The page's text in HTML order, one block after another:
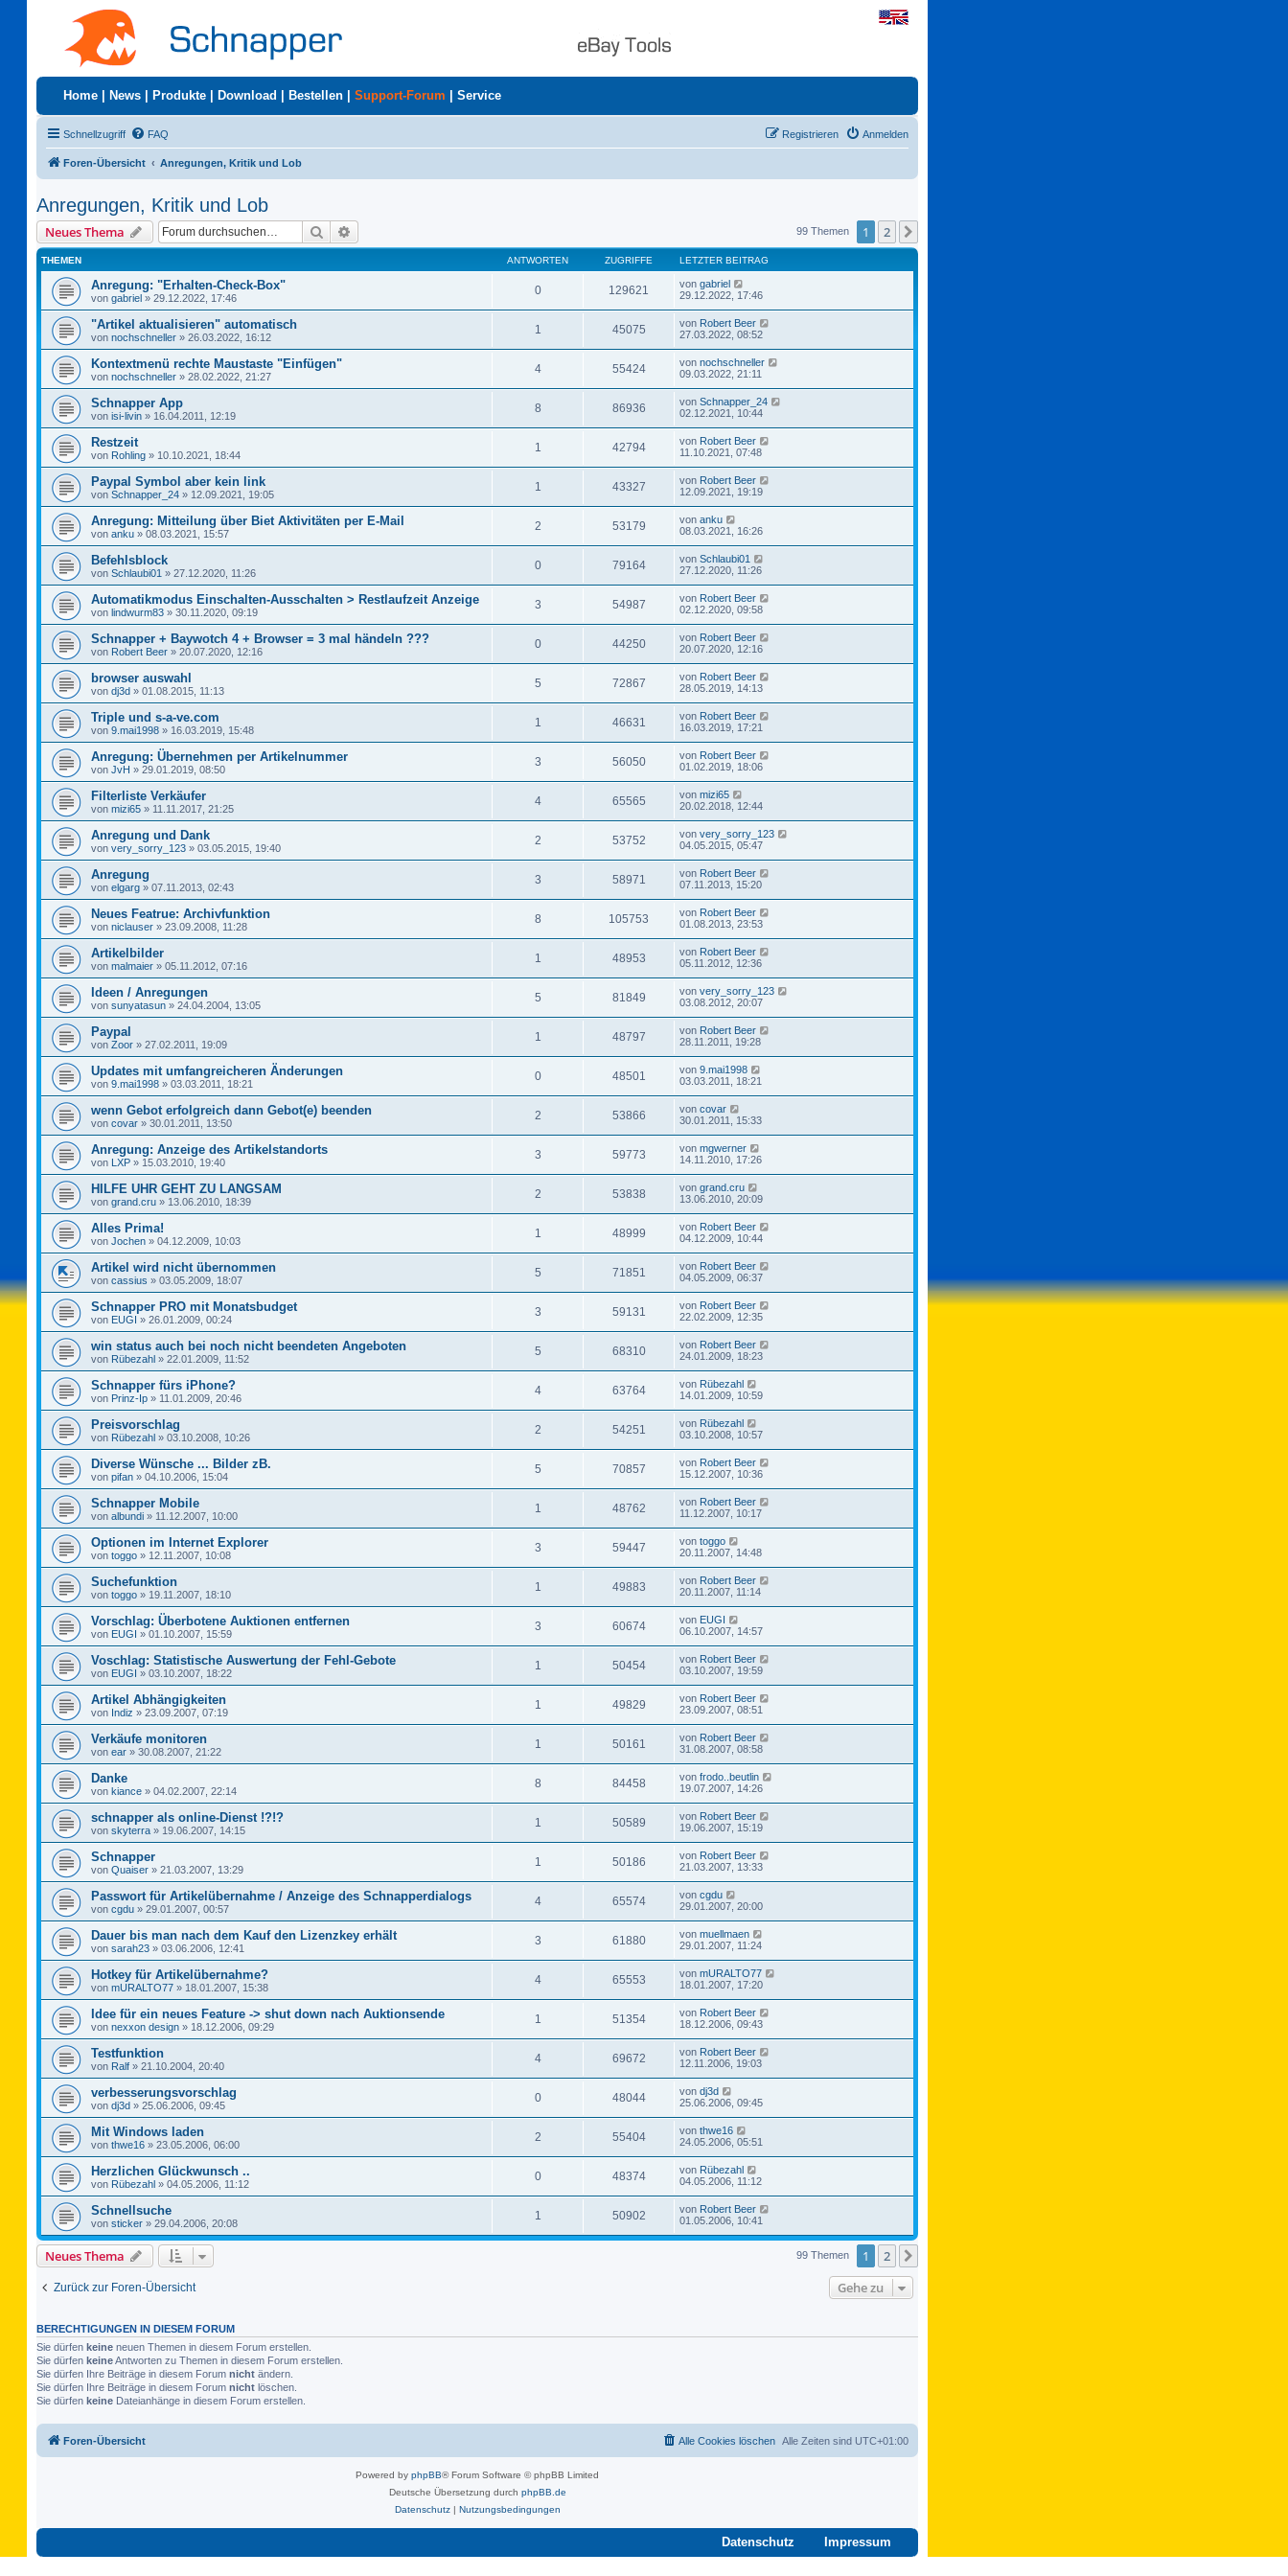
Home News Produkte Download Bestellen Support-Forum Service
Schnellzugriff FAQ Anmelden
Registrieren
Foren-Übersicht Anregungen, Kritik und Lob
Anregungen, Kritik und Lob
Neues Thema Suche 99 Themen 1 2
THEMEN ANTWORTEN ZUGRIFFE LETZTER BEITRAG
Anregung: "Erhalten-Check-Box"
von gabriel » 29.12.2022, 17:46
0 129621 von gabriel
29.12.2022, 17:46
"Artikel aktualisieren" automatisch
von nochschneller » 26.03.2022, 16:12
1 45075 von Robert Beer
27.03.2022, 08:52
Kontextmenü rechte Maustaste "Einfügen"
von nochschneller » 28.02.2022, 21:27
4 55424 von nochschneller
09.03.2022, 21:11
Schnapper App
von isi-livin » 16.04.2011, 12:19
8 86936 von Schnapper_24
02.12.2021, 10:44
Restzeit
von Rohling » 10.10.2021, 18:44
1 42794 von Robert Beer
11.10.2021, 07:48
Paypal Symbol aber kein link
von Schnapper_24 » 12.09.2021, 19:05
1 43327 von Robert Beer
12.09.2021, 19:19
Anregung: Mitteilung über Biet Aktivitäten per E-Mail
von anku » 08.03.2021, 15:57
2 53179 von anku
08.03.2021, 16:26
Befehlsblock
von Schlaubi01 » 27.12.2020, 11:26
0 79164 von Schlaubi01
27.12.2020, 11:26
Automatikmodus Einschalten-Ausschalten > Restlaufzeit Anzeige
von lindwurm83 » 30.11.2020, 09:19
3 54987 von Robert Beer
02.12.2020, 09:58
Schnapper + Baywotch 4 + Browser = 3 mal händeln ???
von Robert Beer » 20.07.2020, 12:16
0 44250 von Robert Beer
20.07.2020, 12:16
browser auswahl
von dj3d » 01.08.2015, 11:13
5 72867 von Robert Beer
28.05.2019, 14:13
Triple und s-a-ve.com
von 9.mai1998 » 16.03.2019, 15:48
1 46631 von Robert Beer
16.03.2019, 17:21
Anregung: Übernehmen per Artikelnummer
von JvH » 29.01.2019, 08:50
3 56050 von Robert Beer
01.02.2019, 18:06
Filterliste Verkäufer
von mizi65 » 11.11.2017, 21:25
4 65565 von mizi65
20.02.2018, 12:44
Anregung und Dank
von very_sorry_123 » 03.05.2015, 19:40
2 53752 von very_sorry_123
04.05.2015, 05:47
Anregung
von elgarg » 07.11.2013, 02:43
3 58971 von Robert Beer
07.11.2013, 15:20
Neues Featrue: Archivfunktion
von niclauser » 23.09.2008, 11:28
8 105753 von Robert Beer
01.08.2013, 23:53
Artikelbilder
von malmaier » 05.11.2012, 07:16
1 48953 von Robert Beer
05.11.2012, 12:36
Ideen / Anregungen
von sunyatasun » 24.04.2004, 13:05
5 81849 von very_sorry_123
03.08.2012, 20:07
Paypal
von Zoor » 27.02.2011, 19:09
1 48797 von Robert Beer
28.11.2011, 19:28
Updates mit umfangreicheren Änderungen
von 9.mai1998 » 03.03.2011, 18:21
0 48501 von 9.mai1998
03.03.2011, 18:21
wenn Gebot erfolgreich dann Gebot(e) beenden
von covar » 30.01.2011, 13:50
2 53866 von covar
30.01.2011, 15:33
Anregung: Anzeige des Artikelstandorts
von LXP » 15.03.2010, 19:40
3 59773 von mgwerner
14.11.2010, 17:26
HILFE UHR GEHT ZU LANGSAM
von grand.cru » 13.06.2010, 18:39
2 53838 von grand.cru
13.06.2010, 20:09
Alles Prima!
von Jochen » 04.12.2009, 10:03
1 48999 von Robert Beer
04.12.2009, 10:44
Artikel wird nicht übernommen
von cassius » 03.05.2009, 18:07
5 71851 von Robert Beer
04.05.2009, 06:37
Schnapper PRO mit Monatsbudget
von EUGI » 26.01.2009, 00:24
3 59131 von Robert Beer
22.02.2009, 12:35
win status auch bei noch nicht beendeten Angeboten
von Rübezahl » 22.01.2009, 11:52
5 68310 von Robert Beer
24.01.2009, 18:23
Schnapper fürs iPhone?
von Prinz-Ip » 11.01.2009, 20:46
4 63764 von Rübezahl
14.01.2009, 10:59
Preisvorschlag
von Rübezahl » 03.10.2008, 10:26
2 54251 von Rübezahl
03.10.2008, 10:57
Diverse Wünsche ... Bilder zB.
von pifan » 04.10.2006, 15:04
5 70857 von Robert Beer
15.12.2007, 10:36
Schnapper Mobile
von albundi » 11.12.2007, 10:00
1 48762 von Robert Beer
11.12.2007, 10:17
Optionen im Internet Explorer
von toggo » 12.11.2007, 10:08
3 59447 von toggo
20.11.2007, 14:48
Suchefunktion
von toggo » 19.11.2007, 18:10
1 49883 von Robert Beer
20.11.2007, 11:14
Vorschlag: Überbotene Auktionen entfernen
von EUGI » 01.10.2007, 15:59
3 60674 von EUGI
06.10.2007, 14:57
Voschlag: Statistische Auswertung der Fehl-Gebote
von EUGI » 03.10.2007, 18:22
1 50454 von Robert Beer
03.10.2007, 19:59
Artikel Abhängigkeiten
von Indiz » 23.09.2007, 07:19
1 49829 von Robert Beer
23.09.2007, 08:51
Verkäufe monitoren
von ear » 30.08.2007, 21:22
1 50161 von Robert Beer
31.08.2007, 08:58
Danke
von kiance » 04.02.2007, 22:14
8 84458 von frodo..beutlin
19.07.2007, 14:26
schnapper als online-Dienst !?!?
von skyterra » 19.06.2007, 14:15
1 50589 von Robert Beer
19.06.2007, 15:19
Schnapper
von Quaiser » 21.03.2007, 13:29
1 50186 von Robert Beer
21.03.2007, 13:33
Passwort für Artikelübernahme / Anzeige des Schnapperdialogs
von cgdu » 29.01.2007, 00:57
4 65574 von cgdu
29.01.2007, 20:00
Dauer bis man nach dem Kauf den Lizenzkey erhält
von sarah23 » 03.06.2006, 12:41
3 61880 von muellmaen
29.01.2007, 11:24
Hotkey für Artikelübernahme?
von mURALTO77 » 18.01.2007, 15:38
4 65553 von mURALTO77
18.01.2007, 17:20
Idee für ein neues Feature -> shut down nach Auktionsende
von nexxon design » 18.12.2006, 09:29
1 51354 von Robert Beer
18.12.2006, 09:43
Testfunktion
von Ralf » 21.10.2004, 20:40
4 69672 von Robert Beer
12.11.2006, 19:03
verbesserungsvorschlag
von dj3d » 25.06.2006, 09:45
0 48044 von dj3d
25.06.2006, 09:45
Mit Windows laden
von thwe16 » 23.05.2006, 06:00
2 55404 von thwe16
24.05.2006, 05:51
Herzlichen Glückwunsch ..
von Rübezahl » 04.05.2006, 11:12
0 48374 von Rübezahl
04.05.2006, 11:12
Schnellsuche
von sticker » 29.04.2006, 20:08
1 50902 von Robert Beer
01.05.2006, 10:41
Neues Thema 99 Themen 1 2
Zurück zur Foren-Übersicht Gehe zu
BERECHTIGUNGEN IN DIESEM FORUM
Sie dürfen keine neuen Themen in diesem Forum erstellen.
Sie dürfen keineAntworten zu Themen in diesem Forum erstellen.
Sie dürfen Ihre Beiträge in diesem Forum nicht ändern.
Sie dürfen Ihre Beiträge in diesem Forum nicht löschen.
Sie dürfen keine Dateianhänge in diesem Forum erstellen.
Foren-Übersicht Alle Zeiten sind UTC+01:00
Alle Cookies löschen
Powered by phpBB® Forum Software © phpBB Limited
Deutsche Übersetzung durch phpBB.de
Datenschutz| Nutzungsbedingungen
Datenschutz Impressum